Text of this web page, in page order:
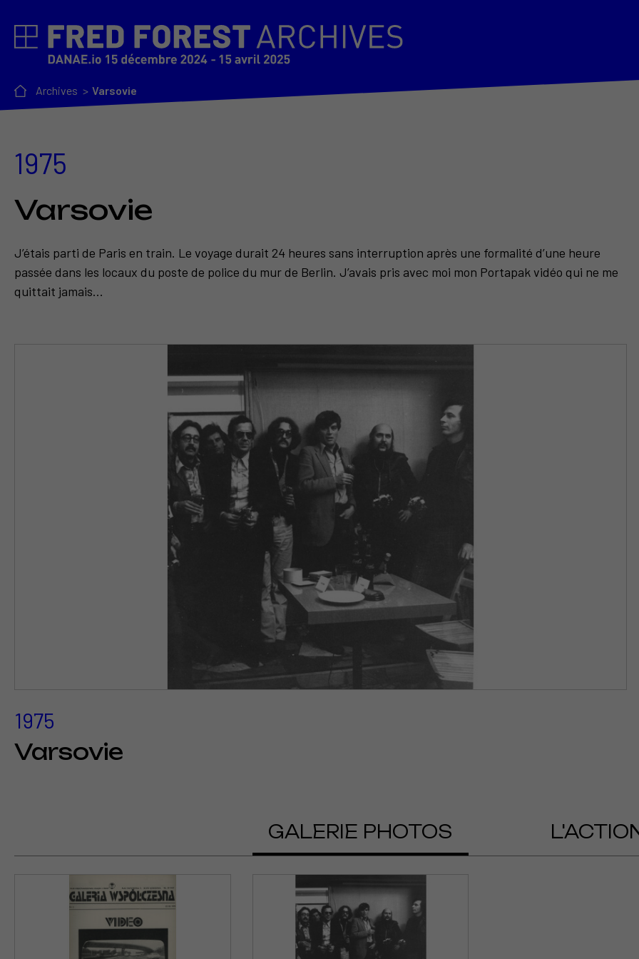
Archives Varsovie
1975
Varsovie
J’étais parti de Paris en train. Le voyage durait 24 heures sans interruption après une formalité d’une heure
passée dans les locaux du poste de police du mur de Berlin. J’avais pris avec moi mon Portapak vidéo qui ne me
quittait jamais...
1975
Varsovie
GALERIE PHOTOS